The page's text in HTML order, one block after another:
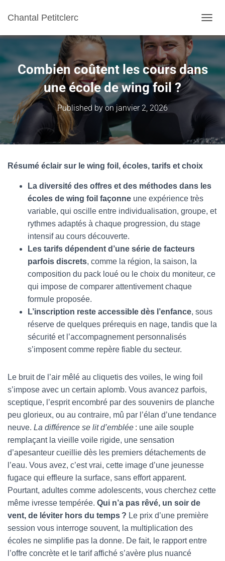
Chantal Petitclerc
Combien coûtent les cours dans
une école de wing foil ?
Published by onjanvier 2, 2026
Résumé éclair sur le wing foil, écoles, tarifs et choix
La diversité des offres et des méthodes dans les
écoles de wing foil façonne une expérience très
variable, qui oscille entre individualisation, groupe, et
rythmes adaptés à chaque progression, du stage
intensif au cours découverte.
Les tarifs dépendent d’une série de facteurs
parfois discrets, comme la région, la saison, la
composition du pack loué ou le choix du moniteur, ce
qui impose de comparer attentivement chaque
formule proposée.
L’inscription reste accessible dès l’enfance, sous
réserve de quelques prérequis en nage, tandis que la
sécurité et l’accompagnement personnalisés
s’imposent comme repère fiable du secteur.
Le bruit de l’air mêlé au cliquetis des voiles, le wing foil
s’impose avec un certain aplomb. Vous avancez parfois,
sceptique, l’esprit encombré par des souvenirs de planche
peu glorieux, ou au contraire, mû par l’élan d’une tendance
neuve. La différence se lit d’emblée : une aile souple
remplaçant la vieille voile rigide, une sensation
d’apesanteur cueillie dès les premiers détachements de
l’eau. Vous avez, c’est vrai, cette image d’une jeunesse
fugace qui effleure la surface, sans effort apparent.
Pourtant, adultes comme adolescents, vous cherchez cette
même ivresse tempérée. Qui n’a pas rêvé, un soir de
vent, de léviter hors du temps ? Le prix d’une première
session vous interroge souvent, la multiplication des
écoles ne simplifie pas la donne. De fait, le rapport entre
l’offre concrète et le tarif affiché s’avère plus nuancé